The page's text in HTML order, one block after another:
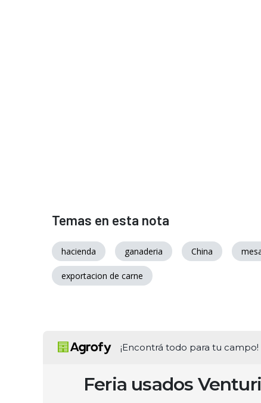
Temas en esta nota
hacienda ganaderia China
exportacion de carne
¡Encontrá todo para tu campo!
Feria usados